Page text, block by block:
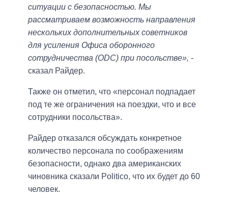
ситуации с безопасностью. Мы
рассматриваем возможность направления
нескольких дополнительных советников
для усиления Офиса оборонного
сотрудничества (ODC) при посольстве», -
сказал Райдер.
Также он отметил, что «персонал подпадает
под те же ограничения на поездки, что и все
сотрудники посольства».
Райдер отказался обсуждать конкретное
количество персонала по соображениям
безопасности, однако два американских
чиновника сказали Politico, что их будет до 60
человек.